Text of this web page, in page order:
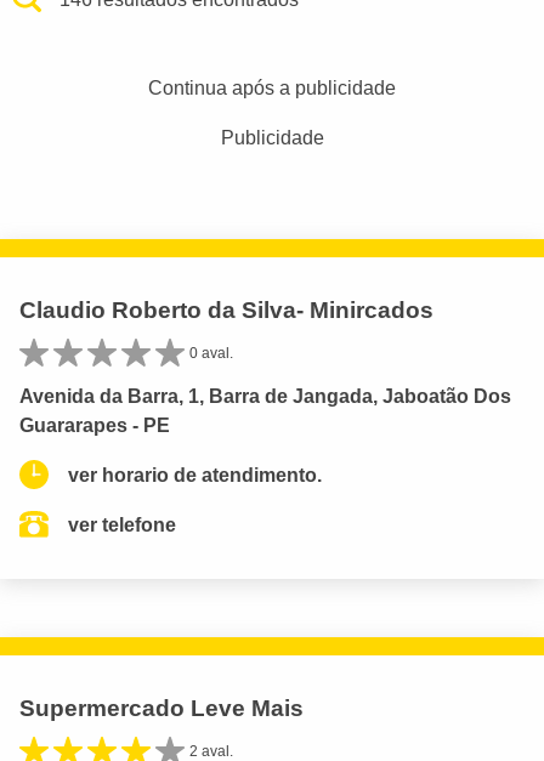
Continua após a publicidade
Publicidade
Claudio Roberto da Silva- Minircados
0 aval.
Avenida da Barra, 1, Barra de Jangada, Jaboatão Dos
Guararapes - PE
ver horario de atendimento.
ver telefone
Supermercado Leve Mais
2 aval.